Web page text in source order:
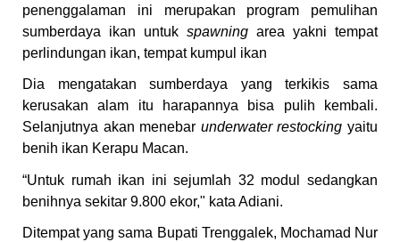
penenggalaman ini merupakan program pemulihan
sumberdaya ikan untuk spawning area yakni tempat
perlindungan ikan, tempat kumpul ikan
Dia mengatakan sumberdaya yang terkikis sama
kerusakan alam itu harapannya bisa pulih kembali.
Selanjutnya akan menebar underwater restocking yaitu
benih ikan Kerapu Macan.
“Untuk rumah ikan ini sejumlah 32 modul sedangkan
benihnya sekitar 9.800 ekor," kata Adiani.
Ditempat yang sama Bupati Trenggalek, Mochamad Nur